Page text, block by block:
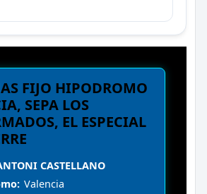
FIJO HIPODROMO
SEPA LOS
EL ESPECIAL
CASTELLANO
Valencia